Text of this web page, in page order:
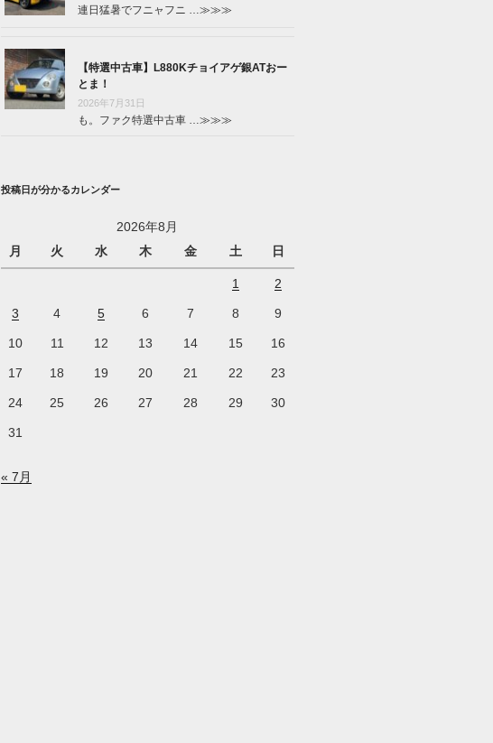
連日猛暑でフニャフニ …≫≫≫
【特選中古車】L880Kチョイアゲ銀ATおー
とま！
2026年7月31日
も。ファク特選中古車 …≫≫≫
投稿日が分かるカレンダー
2026年8月
月
火 水 木 金 土 日
1 2
3 4 5 6 7 8 9
10 11 12 13 14 15 16
17 18 19 20 21 22 23
24 25 26 27 28 29 30
31
« 7月